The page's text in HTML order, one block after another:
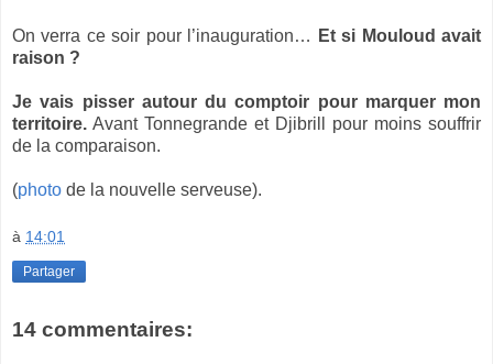
On verra ce soir pour l’inauguration…
Et si Mouloud avait
raison ?
Je vais pisser autour du comptoir pour marquer mon
territoire. Avant Tonnegrande et Djibrill pour moins souffrir
de la comparaison.
(photo de la nouvelle serveuse).
à 14:01
Partager
14 commentaires: